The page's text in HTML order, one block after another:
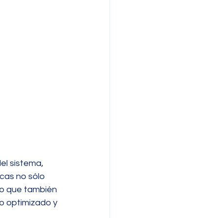
sistema,
no sólo
que también
optimizado y